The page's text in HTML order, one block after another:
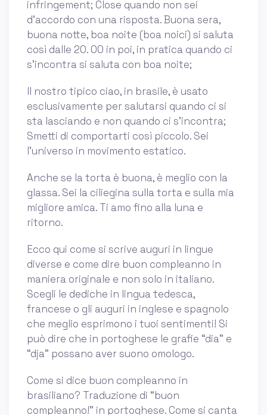
infringement; Close quando non sei
d'accordo con una risposta. Buona sera,
buona notte, boa noite (boa noici) si saluta
così dalle 20. 00 in poi, in pratica quando ci
s'incontra si saluta con boa noite;
Il nostro tipico ciao, in brasile, è usato
esclusivamente per salutarsi quando ci si
sta lasciando e non quando ci s'incontra;
Smetti di comportarti così piccolo. Sei
l'universo in movimento estatico.
Anche se la torta è buona, è meglio con la
glassa. Sei la ciliegina sulla torta e sulla mia
migliore amica. Ti amo fino alla luna e
ritorno.
Ecco qui come si scrive auguri in lingue
diverse e come dire buon compleanno in
maniera originale e non solo in italiano.
Scegli le dediche in lingua tedesca,
francese o gli auguri in inglese e spagnolo
che meglio esprimono i tuoi sentimenti! Si
può dire che in portoghese le grafie “dia” e
“dja” possano aver suono omologo.
Come si dice buon compleanno in
brasiliano? Traduzione di “buon
compleanno!” in portoghese. Come si canta